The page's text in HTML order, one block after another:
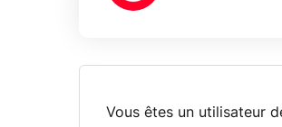
Vous êtes un utilisateur